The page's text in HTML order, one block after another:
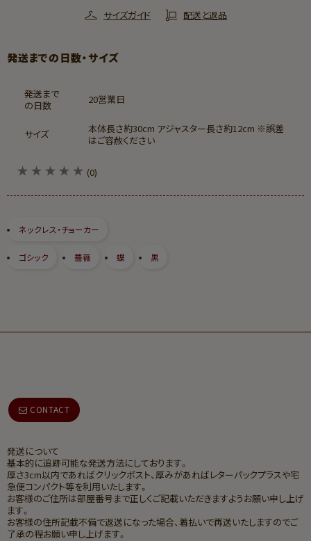
サイズガイド 配送と返品
発送までの日数・サイズ
発送まで
の日数
20営業日
サイズ
本体長さ約30cm アジャスター長さ約12cm ※誤差
はご容赦ください
(0)
ネックレス・チョーカー
ゴシック 薔薇 蝶 黒
CONTACT
発送について
基本的に追跡可能な発送方法にしております。
厚さ3cm以内であればクリックポスト、厚みがあればレターパックプラスや宅
急便コンパクト等を利用いたします。
お客様のご住所は部屋番号まで正しくご記載いただきますようお願い申し上げ
ます。
お客様の住所記載不備で返送になった場合、着払いで再送いたしますのでご
了承の程お願い申し上げます。